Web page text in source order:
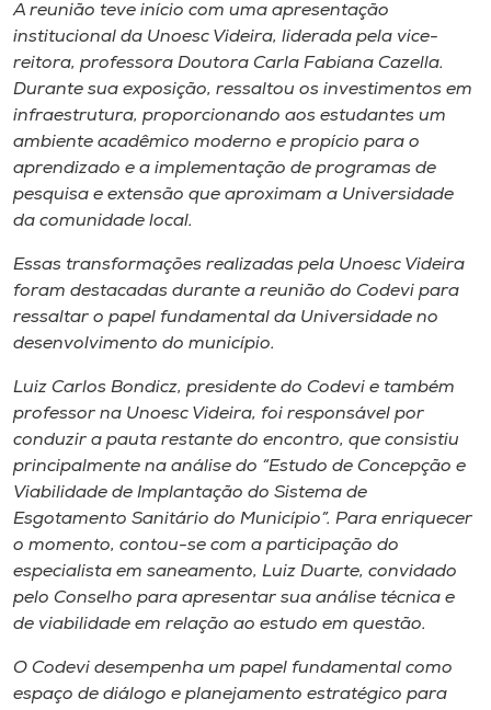
Unoesc
Store
Selecione
o idioma
A+
A reunião teve início com uma apresentação
institucional da Unoesc Videira, liderada pela vice-
reitora, professora Doutora Carla Fabiana Cazella.
Durante sua exposição, ressaltou os investimentos em
infraestrutura, proporcionando aos estudantes um
ambiente acadêmico moderno e propício para o
aprendizado e a implementação de programas de
pesquisa e extensão que aproximam a Universidade
da comunidade local.
Essas transformações realizadas pela Unoesc Videira
foram destacadas durante a reunião do Codevi para
ressaltar o papel fundamental da Universidade no
desenvolvimento do município.
Luiz Carlos Bondicz, presidente do Codevi e também
professor na Unoesc Videira, foi responsável por
conduzir a pauta restante do encontro, que consistiu
principalmente na análise do “Estudo de Concepção e
Viabilidade de Implantação do Sistema de
Esgotamento Sanitário do Município”. Para enriquecer
o momento, contou-se com a participação do
especialista em saneamento, Luiz Duarte, convidado
pelo Conselho para apresentar sua análise técnica e
de viabilidade em relação ao estudo em questão.
O Codevi desempenha um papel fundamental como
espaço de diálogo e planejamento estratégico para